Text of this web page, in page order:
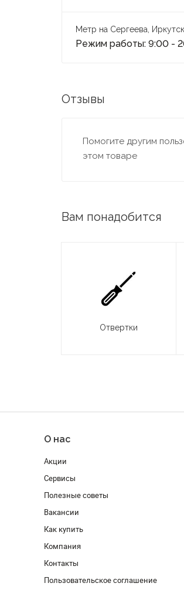
Метр на Сергеева,
Режим работы: 9:00 -
Отзывы
Помогите другим
этом товаре
Вам понадобится
Отвертки
О нас
Акции
Сервисы
Полезные советы
Вакансии
Как купить
Компания
Контакты
Пользовательское соглашение